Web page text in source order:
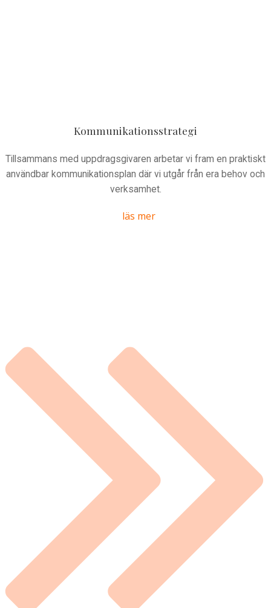
Kommunikationsstrategi
Tillsammans med uppdragsgivaren arbetar vi fram en praktiskt
användbar kommunikationsplan där vi utgår från era behov och
verksamhet.
läs mer